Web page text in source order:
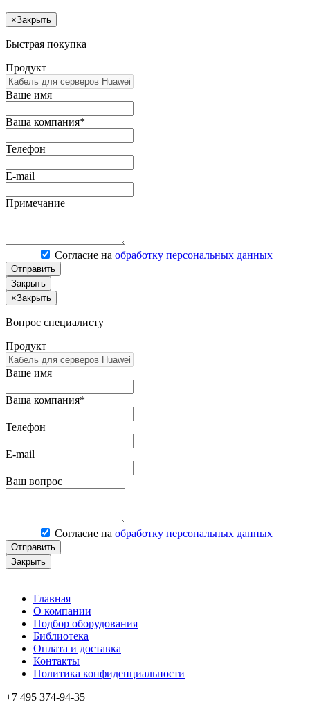
×Закрыть
Быстрая покупка
Продукт
Ваше имя
Ваша компания*
Телефон
E-mail
Примечание
Согласие на обработку персональных данных
Отправить
Закрыть
×Закрыть
Вопрос специалисту
Продукт
Ваше имя
Ваша компания*
Телефон
E-mail
Ваш вопрос
Согласие на обработку персональных данных
Отправить
Закрыть
Главная
О компании
Подбор оборудования
Библиотека
Оплата и доставка
Контакты
Политика конфиденциальности
+7 495 374-94-35